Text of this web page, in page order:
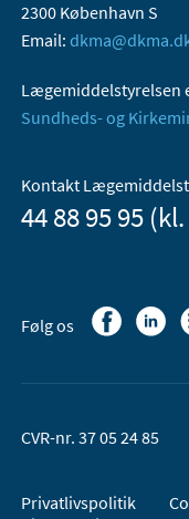
2300 København S
Email:
Lægemiddelstyrelsen
Sundheds- og
Kontakt
44 88 95 95
Følg os
CVR-nr. 37 05 24 85
Privatlivspolitik